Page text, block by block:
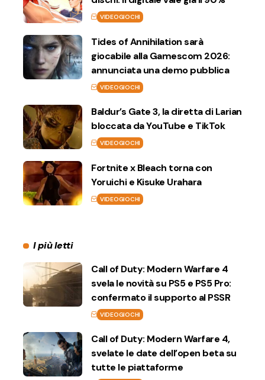
VIDEOGIOCHI
Tides of Annihilation sarà
giocabile alla Gamescom 2026:
annunciata una demo pubblica
VIDEOGIOCHI
Baldur’s Gate 3, la diretta di Larian
bloccata da YouTube e TikTok
VIDEOGIOCHI
Fortnite x Bleach torna con
Yoruichi e Kisuke Urahara
VIDEOGIOCHI
I più letti
Call of Duty: Modern Warfare 4
svela le novità su PS5 e PS5 Pro:
confermato il supporto al PSSR
VIDEOGIOCHI
Call of Duty: Modern Warfare 4,
svelate le date dell’open beta su
tutte le piattaforme